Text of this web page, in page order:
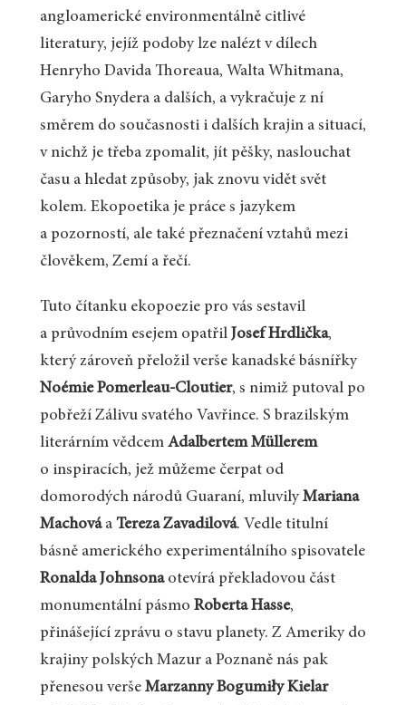
angloamerické environmentálně citlivé
literatury, jejíž podoby lze nalézt v dílech
Henryho Davida Thoreaua, Walta Whitmana,
Garyho Snydera a dalších, a vykračuje z ní
směrem do současnosti i dalších krajin a situací,
v nichž je třeba zpomalit, jít pěšky, naslouchat
času a hledat způsoby, jak znovu vidět svět
kolem. Ekopoetika je práce s jazykem
a pozorností, ale také přeznačení vztahů mezi
člověkem, Zemí a řečí.
Tuto čítanku ekopoezie pro vás sestavil
a průvodním esejem opatřil Josef Hrdlička,
který zároveň přeložil verše kanadské básnířky
Noémie Pomerleau-Cloutier, s nimiž putoval po
pobřeží Zálivu svatého Vavřince. S brazilským
literárním vědcem Adalbertem Müllerem
o inspiracích, jež můžeme čerpat od
domorodých národů Guaraní, mluvilyMariana
Machováa Tereza Zavadilová. Vedle titulní
básně amerického experimentálního spisovatele
Ronalda Johnsona otevírá překladovou část
monumentální pásmo Roberta Hasse,
přinášející zprávu o stavu planety. Z Ameriky do
krajiny polských Mazur a Poznaně nás pak
přenesou verše Marzanny Bogumiły Kielar